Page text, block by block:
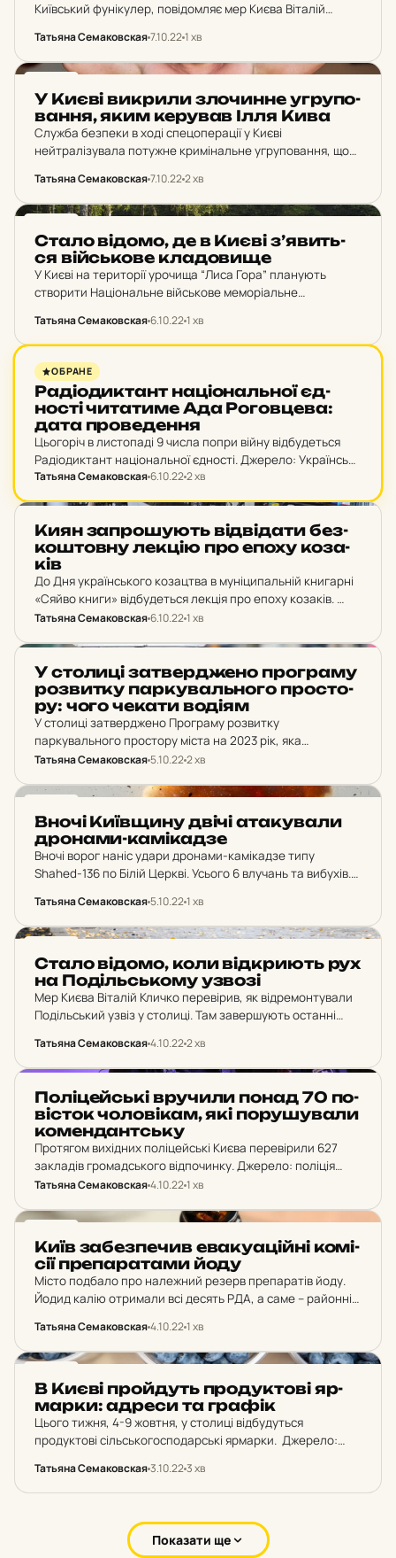
Київський фунікулер, повідомляє мер Києва Віталій
Київський фунікулер. Навесні, під час активних бойових
дій під…
Татьяна Семаковская7.10.221 хв
У Києві вик­ри­ли зло­чин­не уг­ру­по­
ван­ня, яким ке­ру­вав Ілля Кива
Служба безпеки в ході спецоперації у Києві
нейтралізувала потужне кримінальне угруповання, що
партії опзж. Джерело: СБУ Під час обшуків у
зловмисників виявлено вогнепальну зброю та…
Татьяна Семаковская7.10.222 хв
Стало відомо, де в Києві з’явить­
ся вій­сько­ве кла­до­ви­ще
У Києві на території урочища “Лиса Гора” планують
створити Національне військове меморіальне
Київській міській раді. Джерело: Київська міська рада
Київрада вирішила розробити проєкт детального плану
території для розташування…
Татьяна Семаковская6.10.221 хв
НОВИНИ
ОБРАНЕ
Ра­ді­о­дик­тант на­ці­о­наль­ної єд­
нос­ті чи­та­ти­ме Ада Ро­гов­це­ва:
дата про­ве­ден­ня
Цьогоріч в листопаді 9 числа попри війну відбудеться
Радіодиктант національної єдності. Джерело: Українське
радіо У День української писемності та мови до
Татьяна Семаковская6.10.222 хв
Киян зап­ро­шу­ють від­ві­да­ти без­
кош­тов­ну лекцію про епоху ко­за­
ків
До Дня українського козацтва в муніципальній книгарні
«Сяйво книги» відбудеться лекція про епоху козаків.
Джерело: Київська міська рада Як повідомили в КП
країні…
Татьяна Семаковская6.10.221 хв
У сто­ли­ці зат­ве­рдже­но прог­ра­му
роз­вит­ку пар­ку­валь­но­го прос­то­
ру: чого чекати водіям
У столиці затверджено Програму розвитку
паркувального простору міста на 2023 рік, яка
передбачає створення умов для розвантаження
технологій та підвищення рівня відповідних послуг.
Татьяна Семаковская5.10.222 хв
Вночі Ки­їв­щи­ну двічі ата­ку­ва­ли
дро­на­ми-ка­мі­ка­дзе
Вночі ворог наніс удари дронами-камікадзе типу
Shahed-136 по Білій Церкві. Усього 6 влучань та вибухів.
камікадзе типу Shahed-136 по Білій Церкві. Усього 6
влучань…
Татьяна Семаковская5.10.221 хв
Стало відомо, коли від­кри­ють рух
на По­діль­сько­му узвозі
Мер Києва Віталій Кличко перевірив, як відремонтували
Подільський узвіз у столиці. Там завершують останні
громадського транспорту в реверсному режимі.
Джерело: КМДА З понеділка, 10…
Татьяна Семаковская4.10.222 хв
По­лі­цей­ські вру­чи­ли понад 70 по­
віс­ток чо­ло­ві­кам, які по­ру­шу­ва­ли
ко­мен­дан­тську
Протягом вихідних поліцейські Києва перевірили 627
закладів громадського відпочинку. Джерело: поліція
Києва З метою контролю за виконанням встановлених
розважальні заклади та перевіряють дотримання
Татьяна Семаковская4.10.221 хв
Київ за­без­пе­чив ева­ку­а­цій­ні ко­мі­
сії пре­па­ра­та­ми йоду
Місто подбало про належний резерв препаратів йоду.
Йодид калію отримали всі десять РДА, а саме – районні
муніципальної безпеки КМДА. Як пояснили у
Департаменті, саме ці…
Татьяна Семаковская4.10.221 хв
В Києві прой­дуть про­дук­то­ві яр­
мар­ки: адреси та графік
Цього тижня, 4-9 жовтня, у столиці відбудуться
продуктові сільськогосподарські ярмарки. Джерело:
Голосіївському районі – просп. Науки, 88; у Дарницькому
районі – вул. Євгена Харченка, 41-47;…
Татьяна Семаковская3.10.223 хв
Показати ще